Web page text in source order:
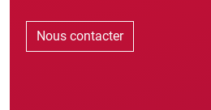
Nous contacter